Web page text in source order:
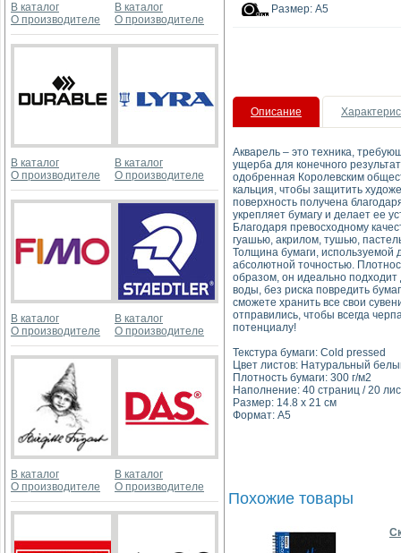
В каталог
О производителе
В каталог
О производителе
В каталог
О производителе
В каталог
О производителе
В каталог
О производителе
В каталог
О производителе
В каталог
О производителе
В каталог
О производителе
Размер: А5
Описание
Акварель – это техника,
ущерба для конечного
одобренная Королевским
кальция, чтобы защитить
поверхность получена
укрепляет бумагу и делает ее
Благодаря превосходному
гуашью, акрилом, тушью,
Толщина бумаги, используемой
абсолютной точностью.
образом, он идеально подходит
воды, без риска повредить
сможете хранить все свои
отправились, чтобы всегда
потенциалу!
Текстура бумаги: Cold pressed
Цвет листов: Натуральный
Плотность бумаги: 300 г/м2
Наполнение: 40 страниц / 20
Размер: 14.8 x 21 см
Формат: A5
Похожие товары